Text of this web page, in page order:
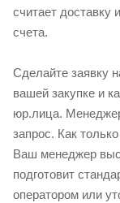
считает доставку
счета.
Сделайте заявку
вашей закупке и
юр.лица.
запрос. Как
Ваш менеджер
подготовит
оператором или